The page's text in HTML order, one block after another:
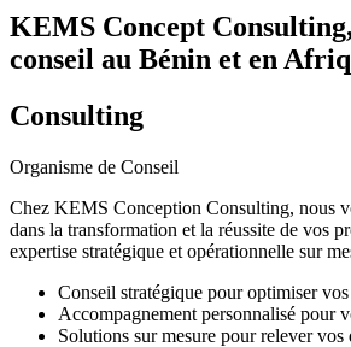
KEMS Concept
conseil au Bénin et en
Consulting
Organisme de Conseil
Chez KEMS Conception Consulting, nous
dans la transformation et la réussite de vos
expertise stratégique et opérationnelle sur
Conseil stratégique pour optimiser
Accompagnement personnalisé pour
Solutions sur mesure pour relever vos